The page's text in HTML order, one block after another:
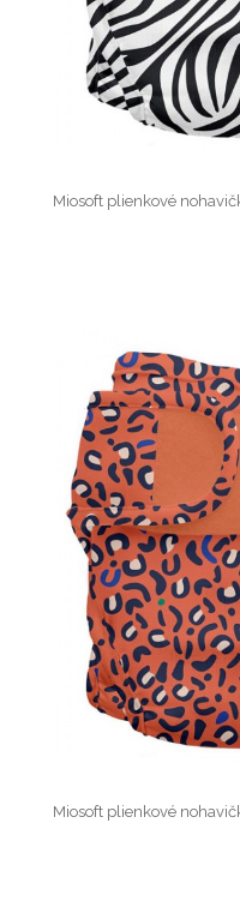
Miosoft plienkové
Miosoft plienkové